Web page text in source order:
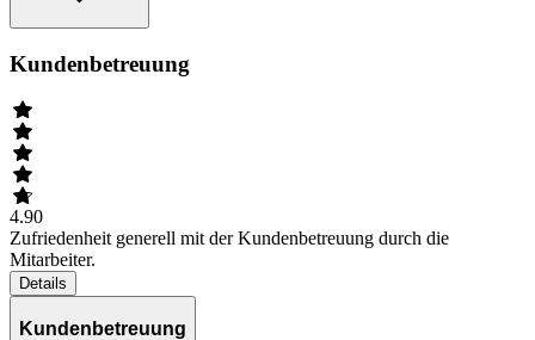
Kundenbetreuung
4.90
Zufriedenheit generell mit der Kundenbetreuung durch die
Mitarbeiter.
Details
Kundenbetreuung